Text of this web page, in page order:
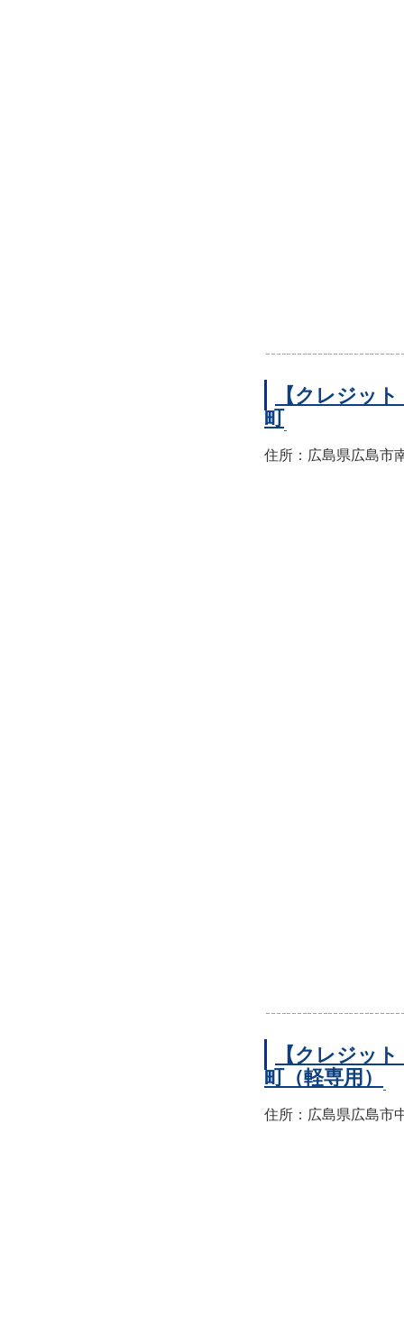
【クレジッ
町
住所：広島県広島市
【クレジッ
町（軽専用）
住所：広島県広島市